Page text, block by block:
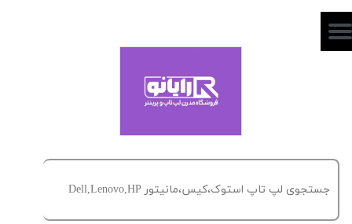
حساب کاربری من
خروج از حساب کاربری